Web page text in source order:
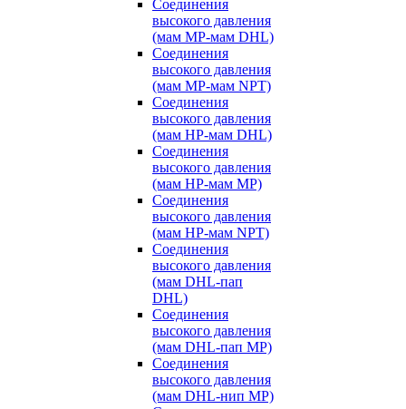
Соединения
высокого давления
(мам MP-мам DHL)
Соединения
высокого давления
(мам MP-мам NPT)
Соединения
высокого давления
(мам HP-мам DHL)
Соединения
высокого давления
(мам HP-мам MP)
Соединения
высокого давления
(мам HP-мам NPT)
Соединения
высокого давления
(мам DHL-пап
DHL)
Соединения
высокого давления
(мам DHL-пап MP)
Соединения
высокого давления
(мам DHL-нип MP)